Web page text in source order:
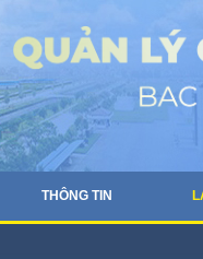
THÔNG TIN